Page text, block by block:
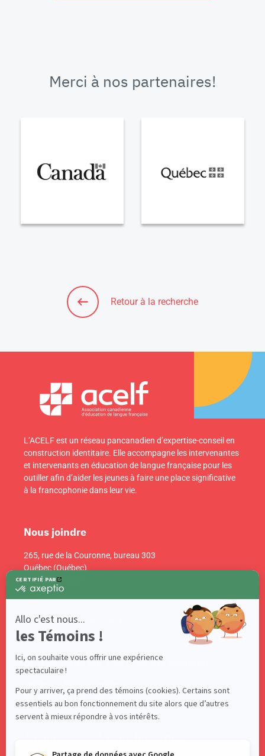
Merci à nos partenaires!
Retour à la recherche
L’ACELF est un réseau pancanadien d’expertise-conseil en
construction identitaire. Elle accompagne les intervenantes
et intervenants en éducation de langue française pour les
outiller afin d’aider les jeunes à faire une place significative
à la francophonie dans leur vie.
Suivez-nous sur nos réseaux sociaux!
Nous joindre
265, rue de la Couronne, bureau 303
Québec (Québec)
Canada G1K 6E1
info@acelf.ca
Téléphone : 418 681-4661